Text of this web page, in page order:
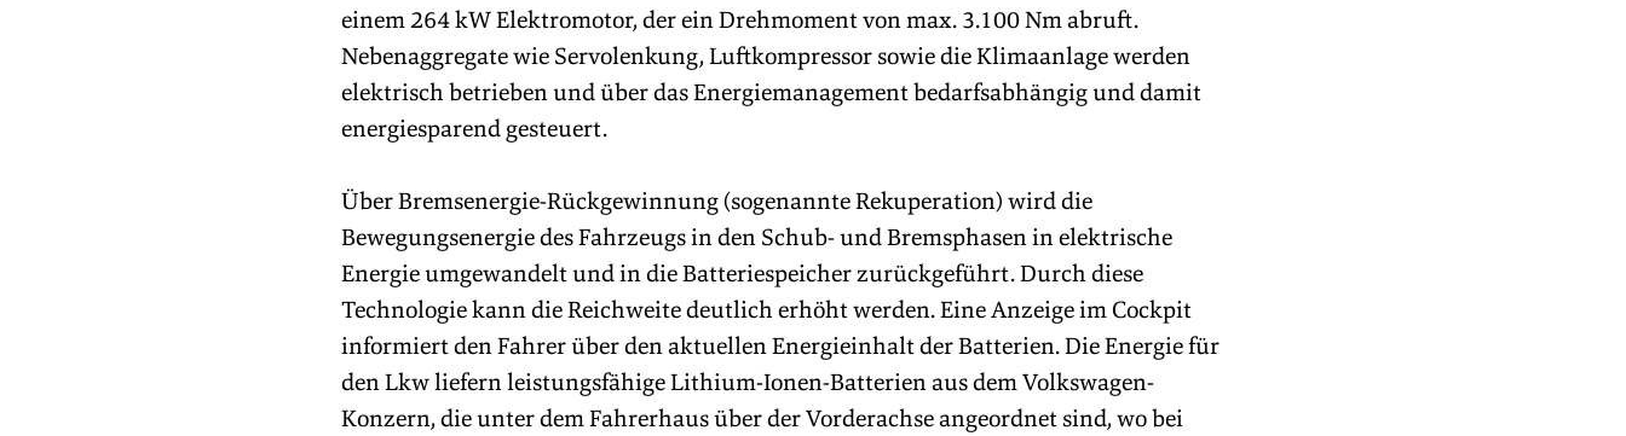
einem 264 kW Elektromotor, der ein Drehmoment von max. 3.100 Nm abruft.
Nebenaggregate wie Servolenkung, Luftkompressor sowie die Klimaanlage werden
elektrisch betrieben und über das Energiemanagement bedarfsabhängig und damit
energiesparend gesteuert.
Über Bremsenergie-Rückgewinnung (sogenannte Rekuperation) wird die
Bewegungsenergie des Fahrzeugs in den Schub- und Bremsphasen in elektrische
Energie umgewandelt und in die Batteriespeicher zurückgeführt. Durch diese
Technologie kann die Reichweite deutlich erhöht werden. Eine Anzeige im Cockpit
informiert den Fahrer über den aktuellen Energieinhalt der Batterien. Die Energie für
den Lkw liefern leistungsfähige Lithium-Ionen-Batterien aus dem Volkswagen-
Konzern, die unter dem Fahrerhaus über der Vorderachse angeordnet sind, wo bei